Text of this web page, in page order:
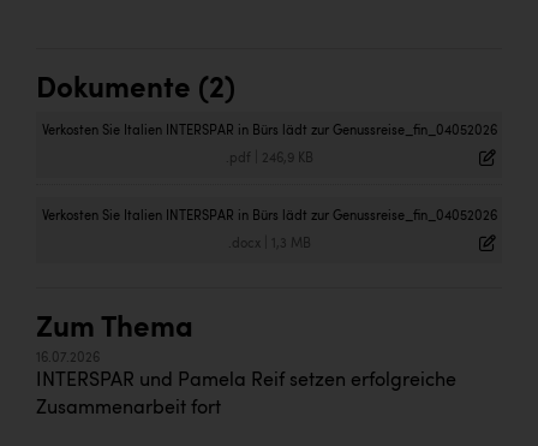
Dokumente (2)
Verkosten Sie Italien INTERSPAR in Bürs lädt zur Genussreise_fin_04052026
.pdf 246,9 KB
Verkosten Sie Italien INTERSPAR in Bürs lädt zur Genussreise_fin_04052026
.docx| 1,3 MB
Zum Thema
16.07.2026
INTERSPAR und Pamela Reif setzen erfolgreiche
Zusammenarbeit fort